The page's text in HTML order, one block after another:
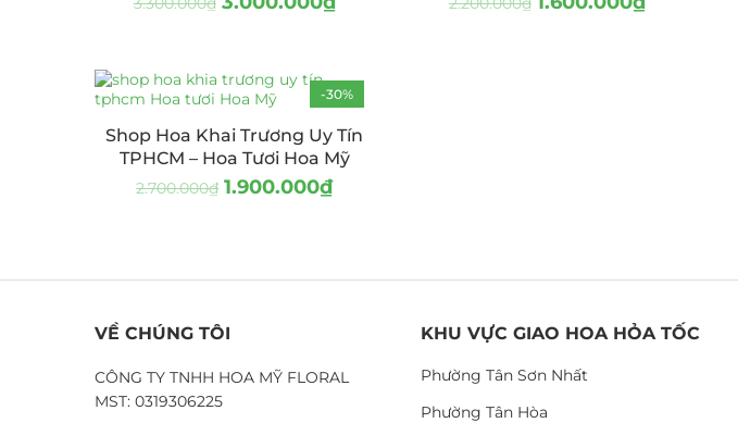
-30%
Shop Hoa Khai Trương Uy Tín
TPHCM – Hoa Tươi Hoa Mỹ
2.700.000₫ 1.900.000₫
VỀ CHÚNG TÔI
CÔNG TY TNHH HOA MỸ FLORAL
MST: 0319306225
KHU VỰC GIAO HOA HỎA TỐC
Phường Tân Sơn Nhất
Phường Tân Hòa